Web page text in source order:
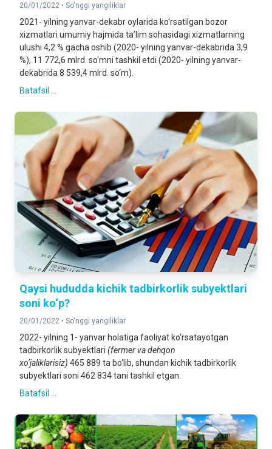
20/01/2022 • So'nggi yangiliklar
2021- yilning yanvar-dekabr oylarida ko‘rsatilgan bozor
xizmatlari umumiy hajmida ta’lim sohasidagi xizmatlarning
ulushi 4,2 % gacha oshib (2020- yilning yanvar-dekabrida 3,9
%), 11 772,6 mlrd. so‘mni tashkil etdi (2020- yilning yanvar-
dekabrida 8 539,4 mlrd. so‘m).
Batafsil ...
Qaysi hududda kichik tadbirkorlik subyektlari
soni ko‘p?
20/01/2022 • So'nggi yangiliklar
2022- yilning 1- yanvar holatiga faoliyat ko‘rsatayotgan
tadbirkorlik subyektlari (fermer va dehqon
xo‘jaliklarisiz) 465 889 ta bo‘lib, shundan kichik tadbirkorlik
subyektlari soni 462 834 tani tashkil etgan.
Batafsil ...